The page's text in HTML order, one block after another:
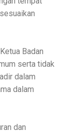
Badan
serta tidak
dalam
dalam
dan